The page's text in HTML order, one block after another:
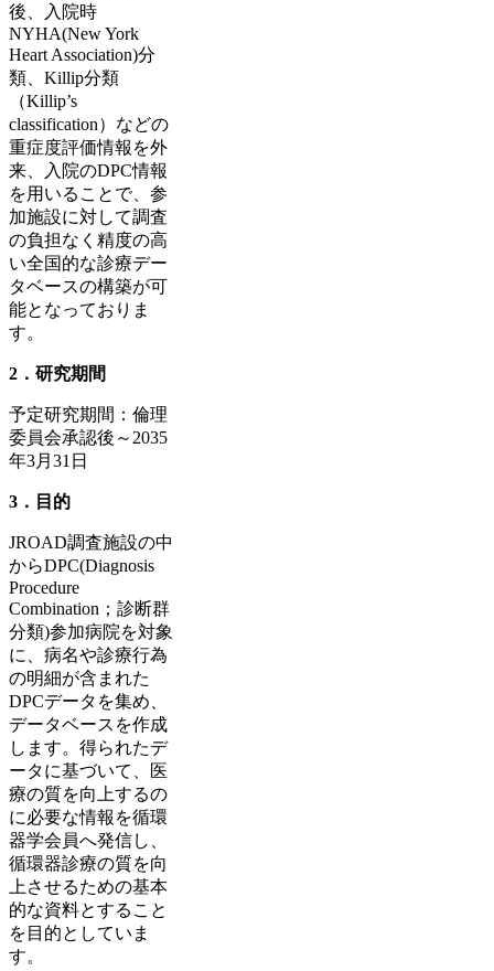
後、入院時
NYHA(New York
Heart Association)分
類、Killip分類
（Killip’s
classification）などの
重症度評価情報を外
来、入院のDPC情報
を用いることで、参
加施設に対して調査
の負担なく精度の高
い全国的な診療デー
タベースの構築が可
能となっておりま
す。
2．研究期間
予定研究期間：倫理
委員会承認後～2035
年3月31日
3．目的
JROAD調査施設の中
からDPC(Diagnosis
Procedure
Combination；診断群
分類)参加病院を対象
に、病名や診療行為
の明細が含まれた
DPCデータを集め、
データベースを作成
します。得られたデ
ータに基づいて、医
療の質を向上するの
に必要な情報を循環
器学会員へ発信し、
循環器診療の質を向
上させるための基本
的な資料とすること
を目的としていま
す。